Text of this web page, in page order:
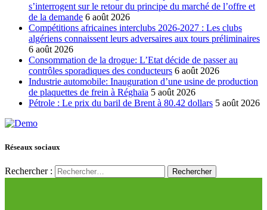
s’interrogent sur le retour du principe du marché de l’offre et
de la demande 6 août 2026
Compétitions africaines interclubs 2026-2027 : Les clubs
algériens connaissent leurs adversaires aux tours préliminaires
6 août 2026
Consommation de la drogue: L’Etat décide de passer au
contrôles sporadiques des conducteurs 6 août 2026
Industrie automobile: Inauguration d’une usine de production
de plaquettes de frein à Réghaïa 5 août 2026
Pétrole : Le prix du baril de Brent à 80.42 dollars 5 août 2026
Réseaux sociaux
Rechercher :